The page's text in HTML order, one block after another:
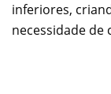
inferiores,
necessidade de